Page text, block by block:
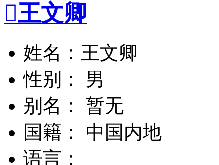
王文卿
姓名：王文卿
性别： 男
别名： 暂无
国籍： 中国内地
语言：